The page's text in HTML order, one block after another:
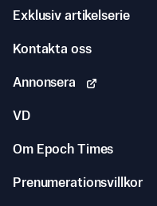
Exklusiv artikelserie
Kontakta oss
Annonsera
VD
Om Epoch Times
Prenumerationsvillkor